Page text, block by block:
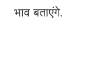
भाव बताएंगे.